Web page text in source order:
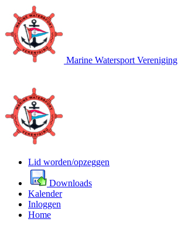
Marine Watersport Vereniging
Lid worden/opzeggen
Downloads
Kalender
Inloggen
Home